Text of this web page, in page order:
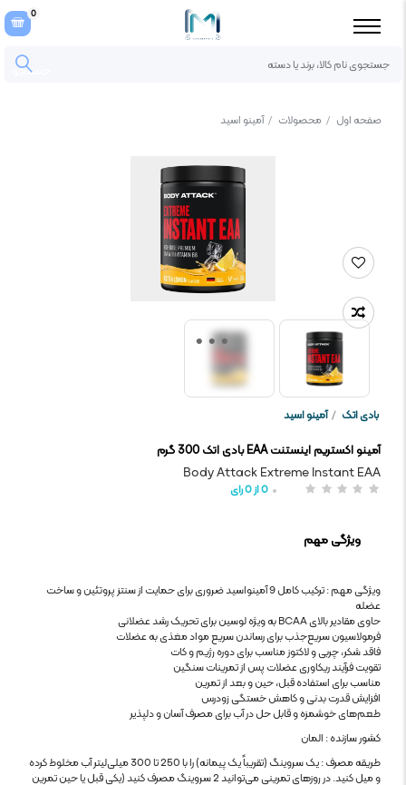
جستجو
0
صفحه اول / محصولات / آمینو اسید
بادی اتک /آمینو اسید
آمینو اکستریم اینستنت EAA بادی اتک 300 گرم
Body Attack Extreme Instant EAA
0از0رای
ویژگی مهم
ویژگی مهم : ترکیب کامل 9 آمینواسید ضروری برای حمایت از سنتز پروتئین و ساخت
عضله
حاوی مقادیر بالای BCAA به ویژه لوسین برای تحریک رشد عضلانی
فرمولاسیون سریع‌جذب برای رساندن سریع مواد مغذی به عضلات
فاقد شکر، چربی و لاکتوز مناسب برای دوره رژیم و کات
تقویت فرآیند ریکاوری عضلات پس از تمرینات سنگین
مناسب برای استفاده قبل، حین و بعد از تمرین
افزایش قدرت بدنی و کاهش خستگی زودرس
طعم‌های خوشمزه و قابل حل در آب برای مصرف آسان و دلپذیر
کشور سازنده : المان
طریقه مصرف : یک سروینگ (تقریباً یک پیمانه) را با 250 تا 300 میلی‌لیتر آب مخلوط کرده
و میل کنید. در روزهای تمرینی می‌توانید 2 سروینگ مصرف کنید (یکی قبل یا حین تمرین